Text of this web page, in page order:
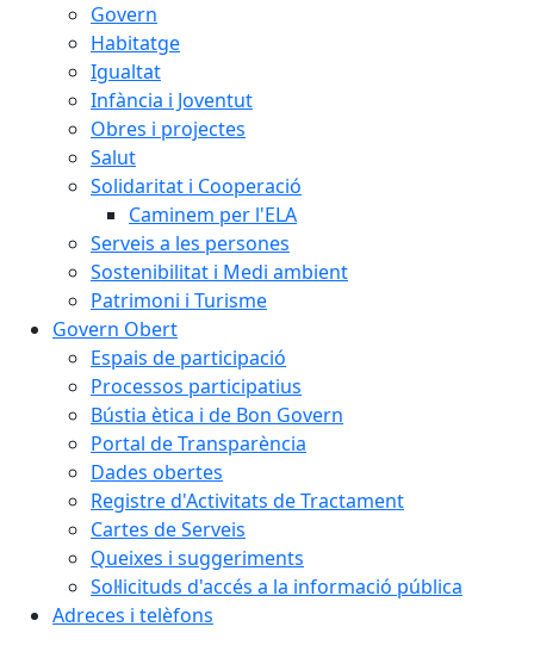
Govern
Habitatge
Igualtat
Infància i Joventut
Obres i projectes
Salut
Solidaritat i Cooperació
Caminem per l'ELA
Serveis a les persones
Sostenibilitat i Medi ambient
Patrimoni i Turisme
Govern Obert
Espais de participació
Processos participatius
Bústia ètica i de Bon Govern
Portal de Transparència
Dades obertes
Registre d'Activitats de Tractament
Cartes de Serveis
Queixes i suggeriments
Sol·licituds d'accés a la informació pública
Adreces i telèfons